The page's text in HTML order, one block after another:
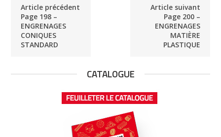
Article précédent
Page 198 –
ENGRENAGES
CONIQUES
STANDARD
Article suivant
Page 200 –
ENGRENAGES
MATIÈRE
PLASTIQUE
CATALOGUE